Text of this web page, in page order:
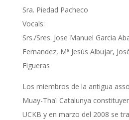
Sra. Piedad Pacheco
Vocals:
Srs./Sres. Jose Manuel Garcia
Fernandez, Mª Jesús Albujar,
Figueras
Los miembros de la antigua
Muay-Thaï Catalunya
UCKB y en marzo del 2008 se